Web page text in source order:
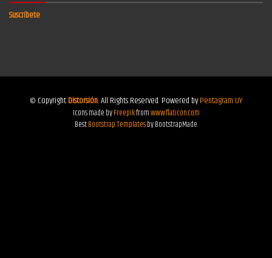
Suscríbete
© CopyrightDistorsión. All Rights Reserved. Powered byPentagram UY
Icons made byFreepikfromwww.flaticon.com
BestBootstrap Templatesby BootstrapMade